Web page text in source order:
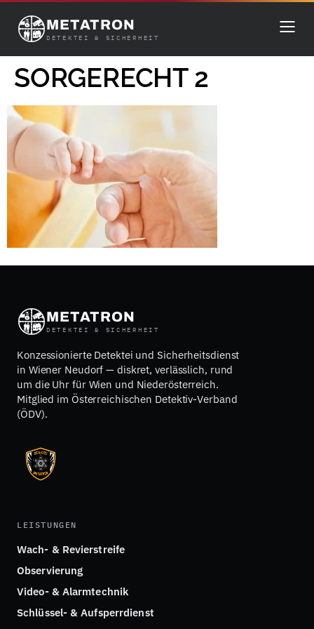
METATRON
DETEKTEI & SICHERHEIT
SORGERECHT 2
METATRON
DETEKTEI & SICHERHEIT
Konzessionierte Detektei und Sicherheitsdienst
in Wiener Neudorf — diskret, verlässlich, rund
um die Uhr für Wien und Niederösterreich.
Mitglied im Österreichischen Detektiv-Verband
(ÖDV).
LEISTUNGEN
Wach- & Revierstreife
Observierung
Video- & Alarmtechnik
Schlüssel- & Aufsperrdienst